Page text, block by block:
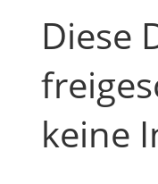
Diese
keine